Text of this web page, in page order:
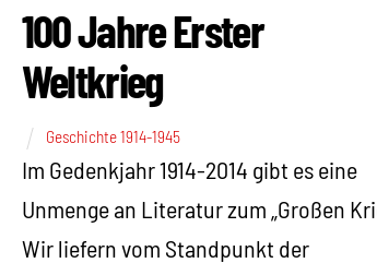
100 Jahre Erster
Weltkrieg
Geschichte 1914-1945
Im Gedenkjahr 1914-2014 gibt es eine
Unmenge an Literatur zum „Großen
Wir liefern vom Standpunkt der